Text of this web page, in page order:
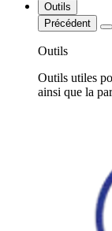
Outils
Précédent
Outils
Outils utiles
ainsi que la